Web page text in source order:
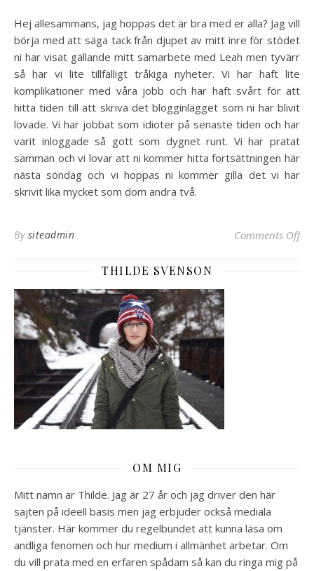
Hej allesammans, jag hoppas det är bra med er alla? Jag vill
börja med att säga tack från djupet av mitt inre för stödet
ni har visat gällande mitt samarbete med Leah men tyvärr
så har vi lite tillfälligt tråkiga nyheter. Vi har haft lite
komplikationer med våra jobb och har haft svårt för att
hitta tiden till att skriva det blogginlägget som ni har blivit
lovade. Vi har jobbat som idioter på senaste tiden och har
varit inloggade så gott som dygnet runt. Vi har pratat
samman och vi lovar att ni kommer hitta fortsättningen här
nästa söndag och vi hoppas ni kommer gilla det vi har
skrivit lika mycket som dom andra två.
By siteadmin Comments Offon
THILDE SVENSON
OM MIG
Mitt namn är Thilde. Jag är 27 år och jag driver den här
sajten på ideell basis men jag erbjuder också mediala
tjänster. Här kommer du regelbundet att kunna läsa om
andliga fenomen och hur medium i allmänhet arbetar. Om
du vill prata med en erfaren spådam så kan du ringa mig på